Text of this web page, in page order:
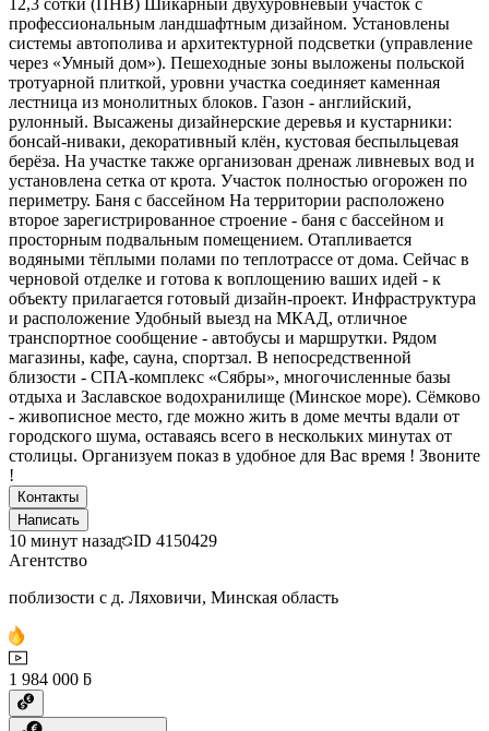
12,3 сотки (ПНВ) Шикарный двухуровневый участок с
профессиональным ландшафтным дизайном. Установлены
системы автополива и архитектурной подсветки (управление
через «Умный дом»). Пешеходные зоны выложены польской
тротуарной плиткой, уровни участка соединяет каменная
лестница из монолитных блоков. Газон - английский,
рулонный. Высажены дизайнерские деревья и кустарники:
бонсай-ниваки, декоративный клён, кустовая беспыльцевая
берёза. На участке также организован дренаж ливневых вод и
установлена сетка от крота. Участок полностью огорожен по
периметру. Баня с бассейном На территории расположено
второе зарегистрированное строение - баня с бассейном и
просторным подвальным помещением. Отапливается
водяными тёплыми полами по теплотрассе от дома. Сейчас в
черновой отделке и готова к воплощению ваших идей - к
объекту прилагается готовый дизайн-проект. Инфраструктура
и расположение Удобный выезд на МКАД, отличное
транспортное сообщение - автобусы и маршрутки. Рядом
магазины, кафе, сауна, спортзал. В непосредственной
близости - СПА-комплекс «Сябры», многочисленные базы
отдыха и Заславское водохранилище (Минское море). Сёмково
- живописное место, где можно жить в доме мечты вдали от
городского шума, оставаясь всего в нескольких минутах от
столицы. Организуем показ в удобное для Вас время ! Звоните
!
Контакты
Написать
10 минут назад ID 4150429
Агентство
поблизости с д. Ляховичи, Минская область
1 984 000 ƃ